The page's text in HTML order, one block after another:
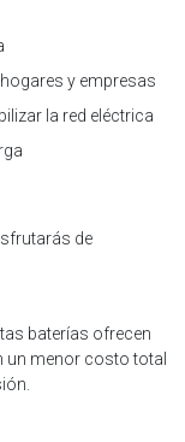
y empresas
la red eléctrica
de
baterías ofrecen
un menor costo total